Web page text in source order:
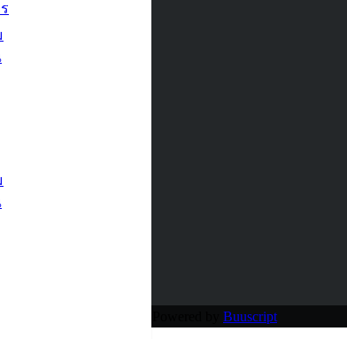
บุรี | angsilacity.go.th | Powered by Buuscript